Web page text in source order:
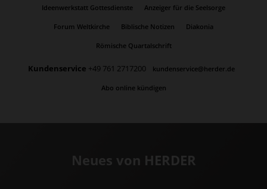
Ideenwerkstatt Gottesdienste Anzeiger für die Seelsorge
Forum Weltkirche Biblische Notizen Diakonia
Römische Quartalschrift
Kundenservice +49 761 2717200 kundenservice@herder.de
Abo online kündigen
Neues von HERDER